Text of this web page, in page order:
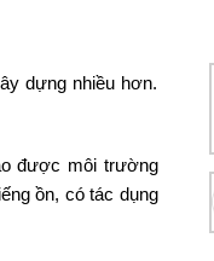
dựng nhiều hơn.
được môi trường
ồn, có tác dụng